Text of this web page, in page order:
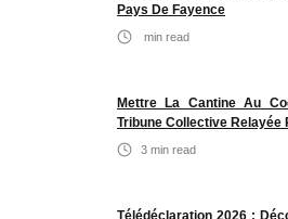
Pays De Fayence
min read
Mettre La Cantine Au
Tribune Collective Relayée
3 min read
Télédéclaration 2026 :